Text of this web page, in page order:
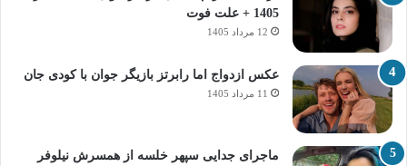
1405 + علت فوت
12 مرداد 1405
عکس ازدواج اما رابرتز بازیگر جوان با کودی جان
11 مرداد 1405
ماجرای جدایی سپهر خلسه از همسرش نیلوفر